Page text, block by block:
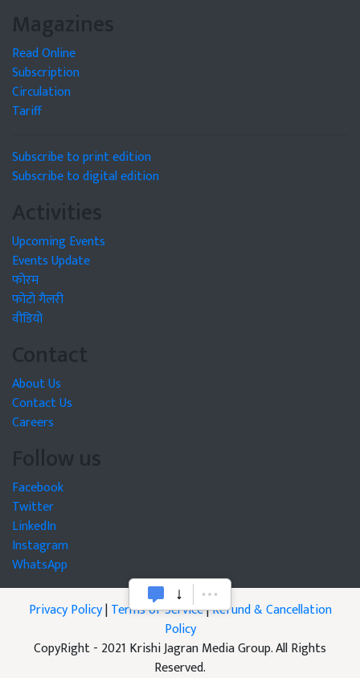
Magazines
Read Online
Subscription
Circulation
Tariff
Subscribe to print edition
Subscribe to digital edition
Activities
Upcoming Events
Events Update
फोरम
फोटो गैलरी
वीडियो
Contact
About Us
Contact Us
Careers
Follow us
Facebook
Twitter
LinkedIn
Instagram
WhatsApp
Privacy Policy|Terms of Service|Refund & Cancellation
Policy
CopyRight - 2021 Krishi Jagran Media Group. All Rights
Reserved.